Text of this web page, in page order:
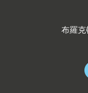
布羅克